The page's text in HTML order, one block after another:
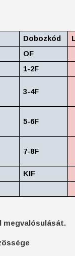
Dobozkód
OF
1-2F
3-4F
5-6F
7-8F
KIF
megvalósulását.